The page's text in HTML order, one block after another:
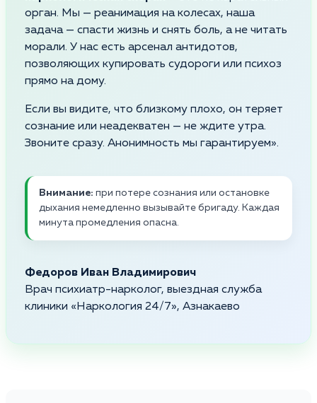
орган. Мы — реанимация на колесах, наша
задача — спасти жизнь и снять боль, а не читать
морали. У нас есть арсенал антидотов,
позволяющих купировать судороги или психоз
прямо на дому.
Если вы видите, что близкому плохо, он теряет
сознание или неадекватен — не ждите утра.
Звоните сразу. Анонимность мы гарантируем».
Внимание: при потере сознания или остановке
дыхания немедленно вызывайте бригаду. Каждая
минута промедления опасна.
Федоров Иван Владимирович
Врач психиатр-нарколог, выездная служба
клиники «Наркология 24/7», Азнакаево